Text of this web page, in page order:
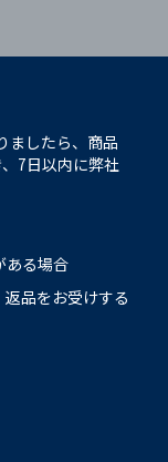
ましたら、商品
7日以内に弊社
ある場合
品をお受けする